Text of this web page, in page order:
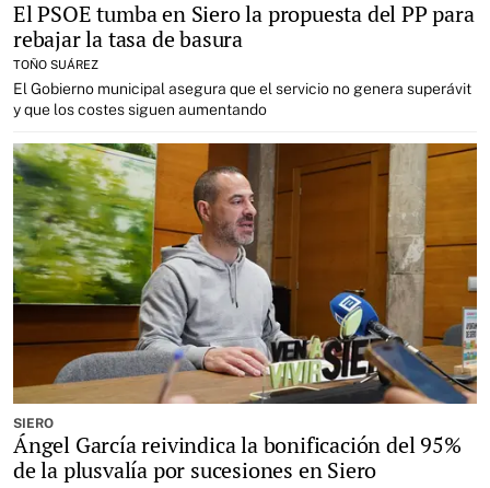
El PSOE tumba en Siero la propuesta del PP para
rebajar la tasa de basura
TOÑO SUÁREZ
El Gobierno municipal asegura que el servicio no genera superávit
y que los costes siguen aumentando
SIERO
Ángel García reivindica la bonificación del 95%
de la plusvalía por sucesiones en Siero